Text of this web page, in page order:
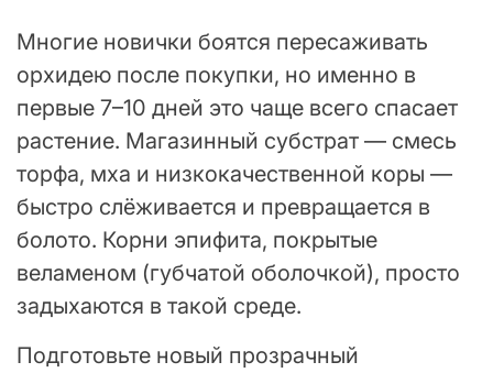
Многие новички боятся пересаживать
орхидею после покупки, но именно в
первые 7–10 дней это чаще всего спасает
растение. Магазинный субстрат — смесь
торфа, мха и низкокачественной коры —
быстро слёживается и превращается в
болото. Корни эпифита, покрытые
веламеном (губчатой оболочкой), просто
задыхаются в такой среде.
Подготовьте новый прозрачный